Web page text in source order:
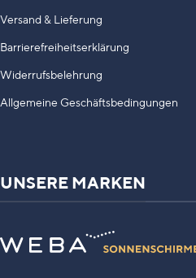
Versand & Lieferung
Barrierefreiheitserklärung
Widerrufsbelehrung
Allgemeine Geschäftsbedingungen
UNSERE MARKEN